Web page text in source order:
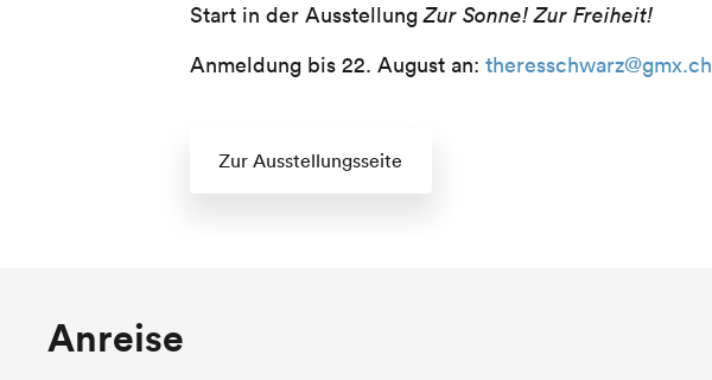
Start in der AusstellungZur Sonne! Zur Freiheit!
Anmeldung bis 22. August an: theresschwarz@gmx.ch
Zur Ausstellungsseite
Anreise